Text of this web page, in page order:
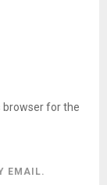
browser for the
EMAIL.